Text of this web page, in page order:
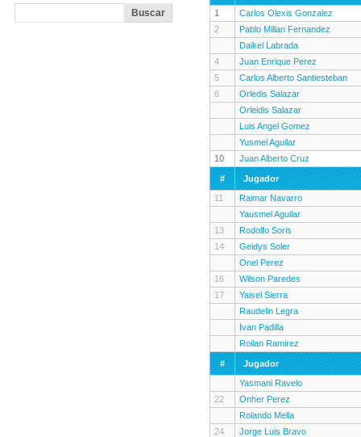
1
Carlos Olexis Gonzalez
2
Pablo Millan Fernandez
Daikel Labrada
4
Juan Enrique Perez
5
Carlos Alberto Santiesteban
6
Orledis Salazar
Orleidis Salazar
Luis Angel Gomez
Yusmel Aguilar
10
Juan Alberto Cruz
#
Jugador
11
Raimar Navarro
Yausmel Aguilar
13
Rodolfo Soris
14
Geidys Soler
Onel Perez
16
Wilson Paredes
17
Yaisel Sierra
Raudelin Legra
Ivan Padilla
Roilan Ramirez
#
Jugador
Yasmani Ravelo
22
Onher Perez
Rolando Mella
24
Jorge Luis Bravo